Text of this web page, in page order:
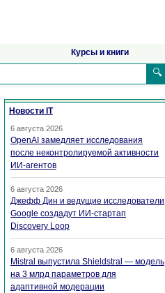
Курсы и книги
🔍
Новости IT
6 августа 2026
OpenAI замедляет исследования
после неконтролируемой активности
ИИ-агентов
6 августа 2026
Джефф Дин и ведущие исследователи
Google создадут ИИ-стартап
Discovery Loop
6 августа 2026
Mistral выпустила Shieldstral — модель
на 3 млрд параметров для
адаптивной модерации